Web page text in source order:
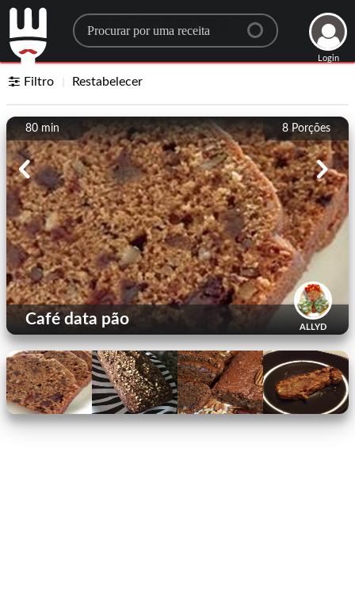
Search for a recipe
Login
Filtro Restabelecer
8 Porções
80 min
ALLYD
Café data pão